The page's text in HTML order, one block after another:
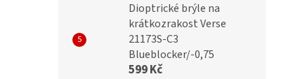
Dioptrické brýle na
krátkozrakost Verse
21173S-C3
Blueblocker/-0,75
599 Kč